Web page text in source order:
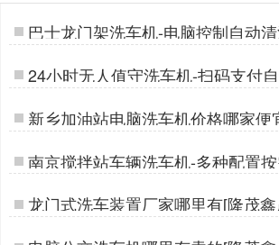
巴士龙门架洗车机-电脑控制自动
茂鑫晟]…
24小时无人值守洗车机-扫码支付
洗[隆茂鑫晟]…
新乡加油站电脑洗车机价格哪家便
茂鑫晟]…
南京搅拌站车辆洗车机-多种配置
制[隆茂鑫晟]…
龙门式洗车装置厂家哪里有[隆茂